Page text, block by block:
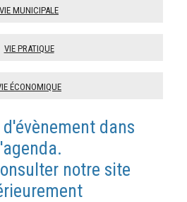
Vie municipale
Vie pratique
économique
dans
notre site